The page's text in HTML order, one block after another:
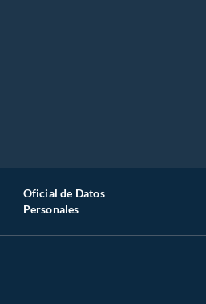
Oficial de Datos
Personales